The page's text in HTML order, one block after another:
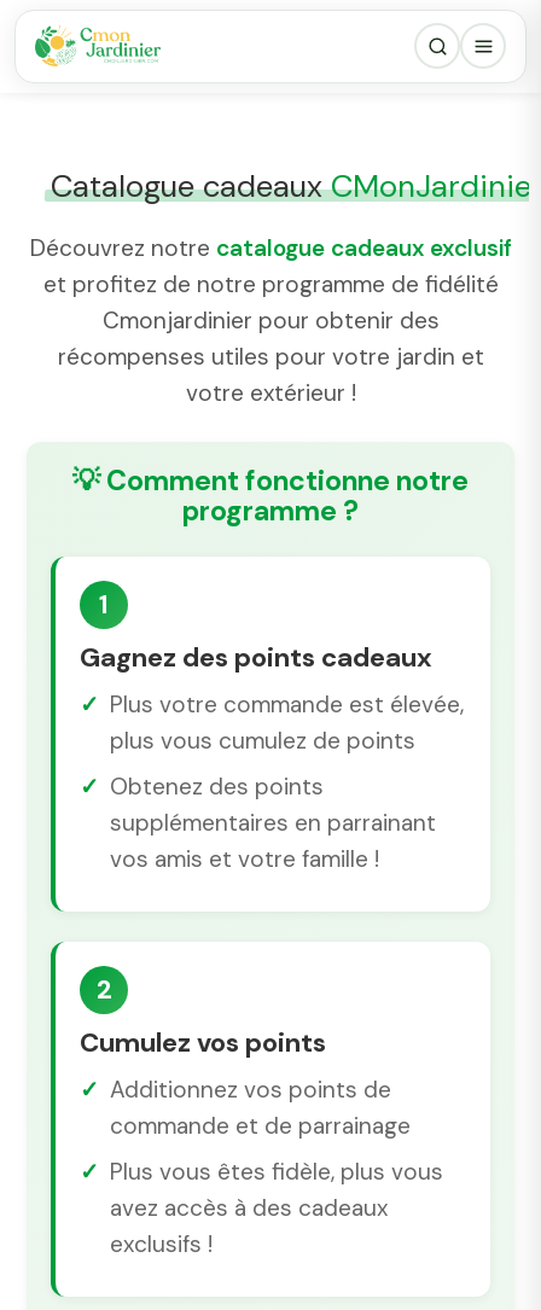
Catalogue cadeaux
Découvrez notre catalogue cadeaux exclusif
et profitez de notre programme de fidélité
Cmonjardinier pour obtenir des
récompenses utiles pour votre jardin et
votre extérieur !
💡 Comment fonctionne notre
programme ?
1
Gagnez des points cadeaux
Plus votre commande est élevée,
plus vous cumulez de points
Obtenez des points
supplémentaires en parrainant
vos amis et votre famille !
2
Cumulez vos points
Additionnez vos points de
commande et de parrainage
Plus vous êtes fidèle, plus vous
avez accès à des cadeaux
exclusifs !